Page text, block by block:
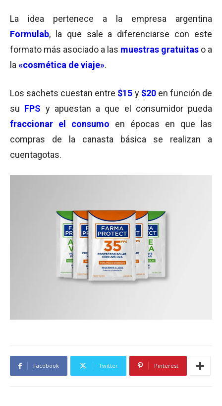
La idea pertenece a la empresa argentina
Formulab, la que sale a diferenciarse con este
formato más asociado a las muestras gratuitas o a
la «cosmética de viaje».
Los sachets cuestan entre $15 y$20 en función de
su FPS y apuestan a que el consumidor pueda
fraccionar el consumo en épocas en que las
compras de la canasta básica se realizan a
cuentagotas.
Facebook Twitter Pinterest